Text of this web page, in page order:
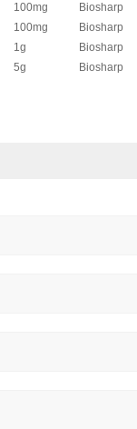
100mg Biosharp
100mg Biosharp
1g Biosharp
5g Biosharp